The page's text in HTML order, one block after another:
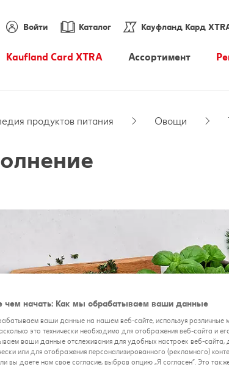
Kaufland Card XTRA Ассортимент
PARKSIDE
Каталог
Войти Кауфланд Кард
продуктов питания Овощи
чем начать: Как мы обрабатываем ваши данные
ваши данные на нашем веб-сайте, используя различные
это технически необходимо для отображения веб-сайта и
ваши данные отслеживания для удобных настроек веб-сайта,
или для отображения персонализированного (рекламного)
вы даете нам свое согласие, выбрав опцию „Я согласен”. Это